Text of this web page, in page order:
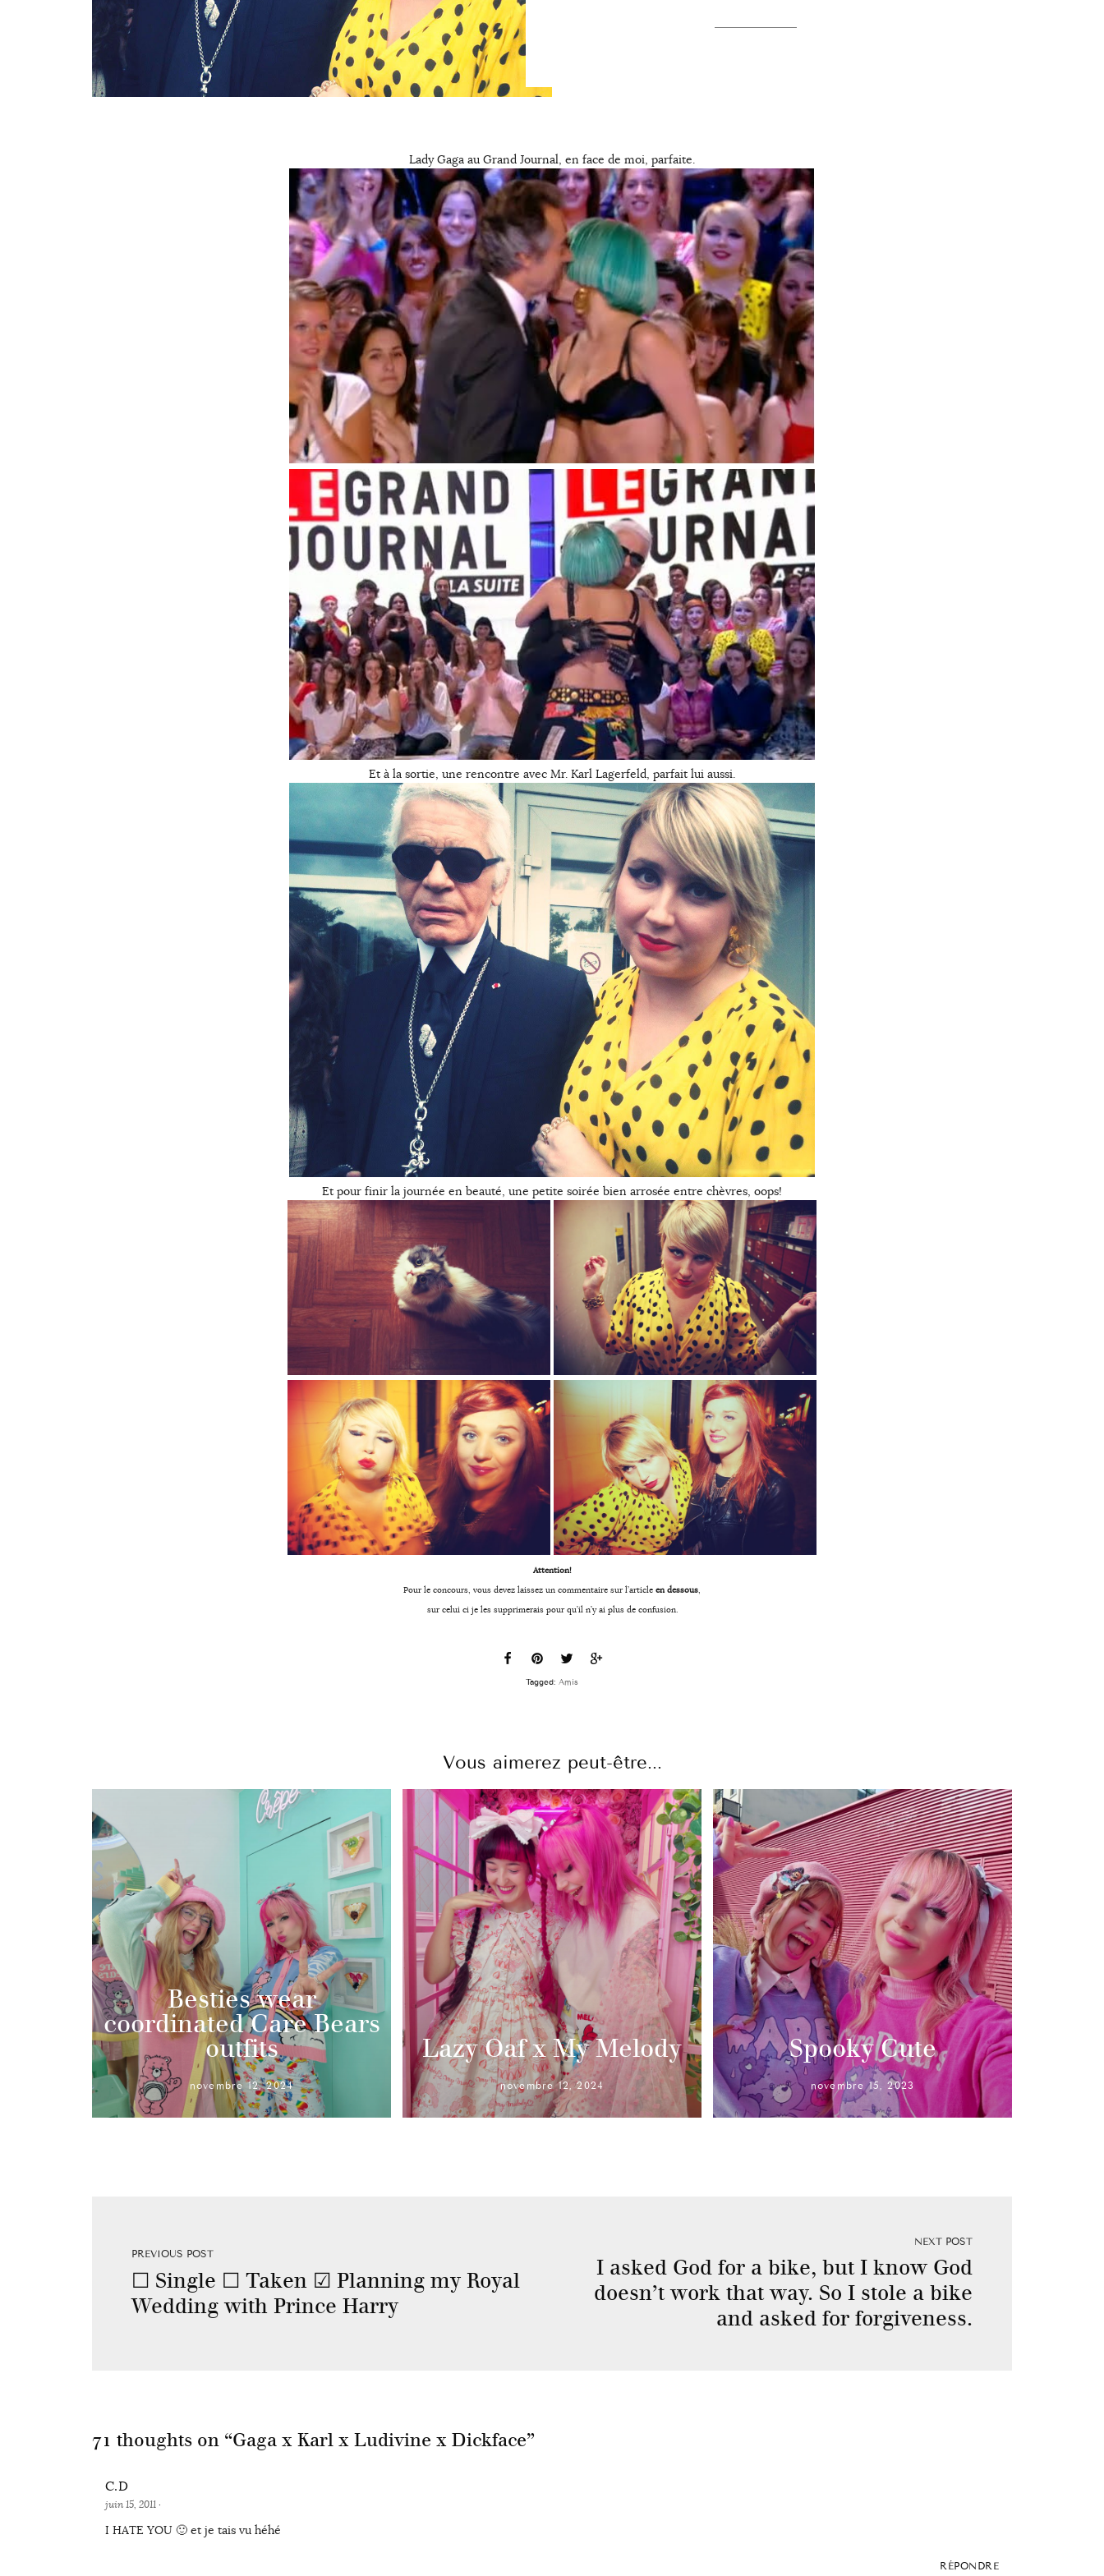
Lady Gaga au Grand Journal, en face de moi, parfaite.
Et à la sortie, une rencontre avec Mr. Karl Lagerfeld, parfait lui aussi.
Et pour finir la journée en beauté, une petite soirée bien arrosée entre chèvres, oops!
Attention!
Pour le concours, vous devez laissez un commentaire sur l’article en dessous,
sur celui ci je les supprimerais pour qu’il n’y ai plus de confusion.
Tagged: Amis
Vous aimerez peut-être...
Besties wear
coordinated Care Bears
outfits
novembre 12, 2024
Lazy Oaf x My Melody
novembre 12, 2024
Spooky Cute
novembre 15, 2023
PREVIOUS POST
☐ Single ☐ Taken ☑ Planning my Royal
Wedding with Prince Harry
NEXT POST
I asked God for a bike, but I know God
doesn’t work that way. So I stole a bike
and asked for forgiveness.
71 thoughts on “Gaga x Karl x Ludivine x Dickface”
C.D
juin 15, 2011·
I HATE YOU 🙂 et je tais vu héhé
RÉPONDRE